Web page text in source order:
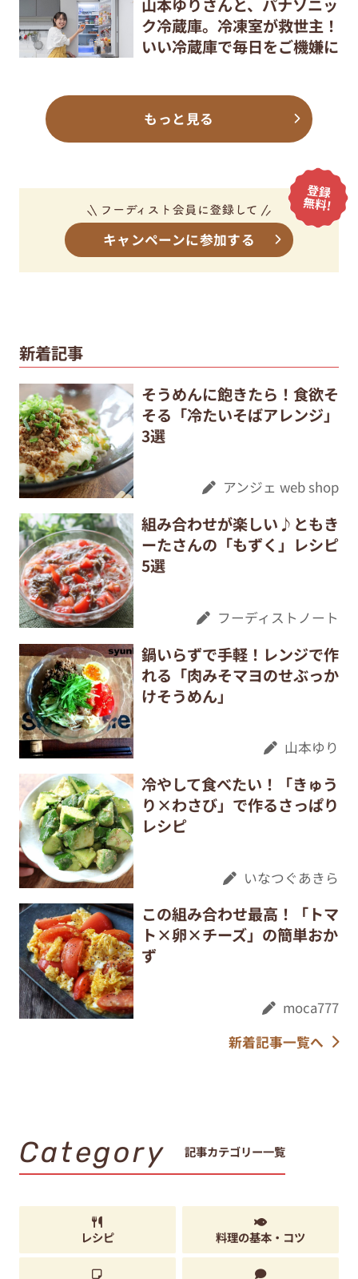
山本ゆりさんと、パナソニッ
ク冷蔵庫。冷凍室が救世主！
いい冷蔵庫で毎日をご機嫌に
もっと見る
キャンペーンに参加する
新着記事
そうめんに飽きたら！食欲そ
そる「冷たいそばアレンジ」
3選
アンジェ web shop
組み合わせが楽しい♪ともき
ーたさんの「もずく」レシピ
5選
フーディストノート
鍋いらずで手軽！レンジで作
れる「肉みそマヨのせぶっか
けそうめん」
山本ゆり
冷やして食べたい！「きゅう
り×わさび」で作るさっぱり
レシピ
いなつぐあきら
この組み合わせ最高！「トマ
ト×卵×チーズ」の簡単おか
ず
moca777
新着記事一覧へ
Category 記事カテゴリー一覧
レシピ 料理の基本・コツ